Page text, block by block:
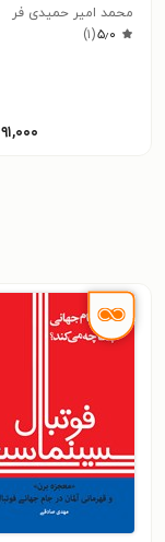
محمد امیر حمیدی فر
۵٫۰(۱)
۹۱,۰۰۰